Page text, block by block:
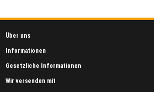
Über uns
Informationen
Gesetzliche Informationen
Wir versenden mit